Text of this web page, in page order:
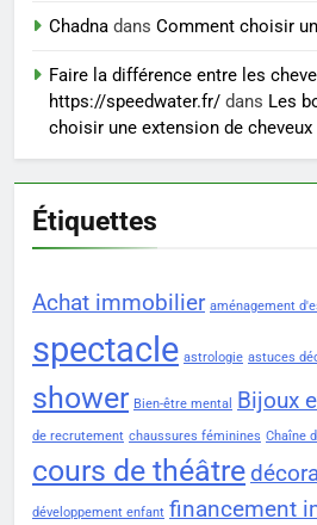
Sclérose
femmes
connaître
SANTÉ
Chadna dans Comment choisir
Faire la différence entre les
https://speedwater.fr/ dans Les
choisir une extension de cheveux
Étiquettes
Achat immobilier aménagement
spectacle astrologie astuces
shower Bien-être mental Bijoux
de recrutement chaussures féminines Chaîne
cours de théâtre
développement enfant financement